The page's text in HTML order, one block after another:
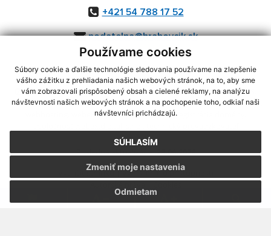
Používame cookies
Súbory cookie a ďalšie technológie sledovania používame na zlepšenie
vášho zážitku z prehliadania našich webových stránok, na to, aby sme
vám zobrazovali prispôsobený obsah a cielené reklamy, na analýzu
návštevnosti našich webových stránok a na pochopenie toho, odkiaľ naši
návštevníci prichádzajú.
SÚHLASÍM
Odmietam
Zmeniť moje nastavenia
+421 54 788 17 52
podatelna@hrabovcik.sk
využite možnosť získavania aktuálnych informácií s využitím RSS
CMS systém (redakčný) systém ECHELON 2,Mapa stránok,web portál
webex.digital, s.r.o.,domény,registrácia domény
Posledná aktualizácia:23.06.2026
Vytlačiť stránku|Vyhlásenie o prístupnosti